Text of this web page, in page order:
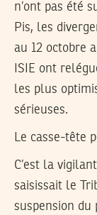
n’ont pas été
Pis, les
au 12 octobre
ISIE ont
les plus
sérieuses.
Le casse-tête
C’est la
saisissait le
suspension du